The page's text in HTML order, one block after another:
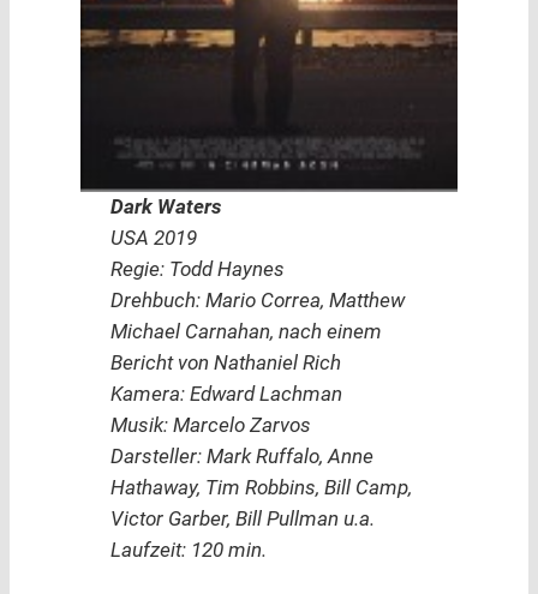
Dark Waters
USA 2019
Regie: Todd Haynes
Drehbuch: Mario Correa, Matthew
Michael Carnahan, nach einem
Bericht von Nathaniel Rich
Kamera: Edward Lachman
Musik: Marcelo Zarvos
Darsteller: Mark Ruffalo, Anne
Hathaway, Tim Robbins, Bill Camp,
Victor Garber, Bill Pullman u.a.
Laufzeit: 120 min.